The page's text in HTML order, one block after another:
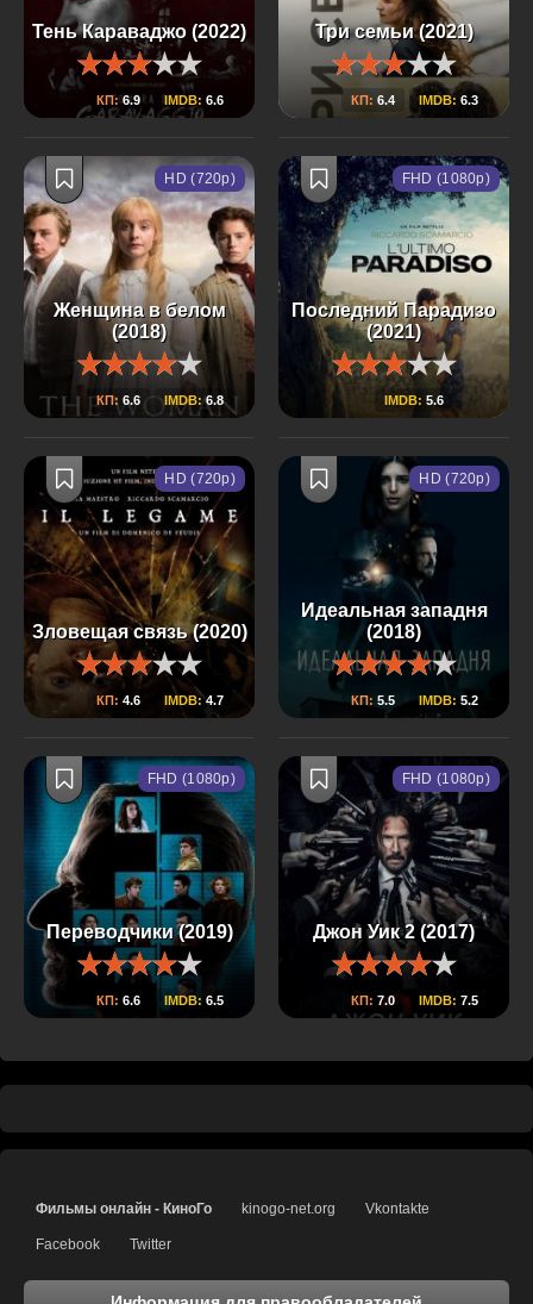
Тень Караваджо (2022)
КП: 6.9 IMDB: 6.6
Три семьи (2021)
КП: 6.4 IMDB: 6.3
Женщина в белом
(2018)
КП: 6.6 IMDB:6.8
HD (720p)
Последний Парадизо
(2021)
IMDB: 5.6
FHD (1080p)
Зловещая связь (2020)
КП: 4.6 IMDB:4.7
HD (720p)
Идеальная западня
(2018)
КП: 5.5 IMDB: 5.2
HD (720p)
Переводчики (2019)
КП: 6.6 IMDB: 6.5
FHD (1080p)
Джон Уик 2 (2017)
КП: 7.0 IMDB: 7.5
FHD (1080p)
Фильмы онлайн - КиноГо kinogo-net.org Vkontakte
Facebook Twitter